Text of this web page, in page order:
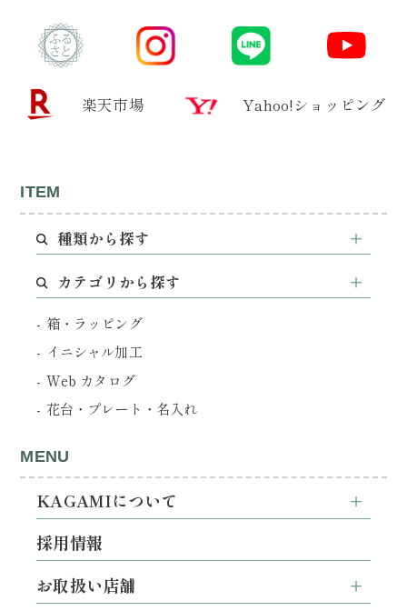
楽天市場 Yahoo!ショッピング
ITEM
種類から探す
カテゴリから探す
箱・ラッピング
イニシャル加工
Web カタログ
花台・プレート・名入れ
MENU
KAGAMIについて
採用情報
お取扱い店舗